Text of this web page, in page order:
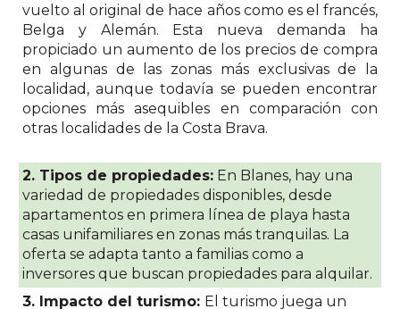
vuelto al original de hace años como es el francés,
Belga y Alemán. Esta nueva demanda ha
propiciado un aumento de los precios de compra
en algunas de las zonas más exclusivas de la
localidad, aunque todavía se pueden encontrar
opciones más asequibles en comparación con
otras localidades de la Costa Brava.
2. Tipos de propiedades: En Blanes, hay una
variedad de propiedades disponibles, desde
apartamentos en primera línea de playa hasta
casas unifamiliares en zonas más tranquilas. La
oferta se adapta tanto a familias como a
inversores que buscan propiedades para alquilar.
3. Impacto del turismo: El turismo juega un